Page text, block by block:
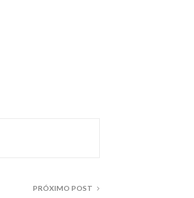
PRÓXIMO POST